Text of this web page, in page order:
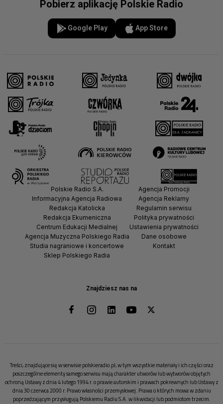
Pobierz aplikację Polskie Radio
Google Play App Store
Znajdziesz nas na
Polskie Radio S.A.
Informacyjna Agencja Radiowa
Redakcja Katolicka
Redakcja Ekumeniczna
Centrum Edukacji Medialnej
Agencja Muzyczna Polskiego Radia
Studia nagraniowe i koncertowe
Sklep Polskiego Radia
Agencja Promocji
Agencja Reklamy
Regulamin serwisu
Polityka prywatności
Ustawienia prywatności
Dane osobowe
Kontakt
Treści, znajdujące się w serwisie polskieradio.pl, w tym wszystkie materiały i ich części oraz
poszczególne elementy samego serwisu mają charakter utworów lub wytworów objętych
ochroną Ustawy z dnia 4 lutego 1994 r. o prawie autorskim i prawach pokrewnych lub Ustawy z
dnia 30 czerwca 2000 r. Prawo własności przemysłowej. Prawa o których mowa w zdaniu
poprzedzającym przysługują Polskiemu Radiu S.A. w likwidacji lub podmiotom trzecim.